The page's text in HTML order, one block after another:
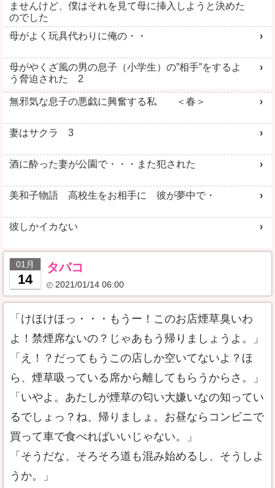
ませんけど、僕はそれを見て母に挿入しようと決めた
のでした
母がよく玩具代わりに俺の・・
母がやくざ風の男の息子（小学生）の”相手”をするよ
う脅迫された 2
無邪気な息子の悪戯に興奮する私 ＜春＞
妻はサクラ 3
酒に酔った妻が公園で・・・また犯された
美和子物語 高校生をお相手に 彼が夢中で・
彼しかイカない
01月
14
タバコ
2021/01/14 06:00
「けほけほっ・・・もうー！このお店煙草臭いわ
よ！禁煙席ないの？じゃあもう帰りましょうよ。」
「え！？だってもうこの店しか空いてないよ？ほ
ら、煙草吸っている席から離してもらうからさ。」
「いやよ。あたしが煙草の匂い大嫌いなの知ってい
るでしょっ？ね、帰りましょ。お昼ならコンビニで
買って車で食べればいいじゃない。」
「そうだな、そろそろ道も混み始めるし、そうしよ
うか。」